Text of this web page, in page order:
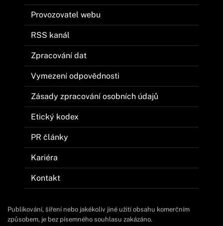
Provozovatel webu
RSS kanál
Zpracování dat
Vymezení odpovědnosti
Zásady zpracování osobních údajů
Etický kodex
PR články
Kariéra
Kontakt
Publikování, šíření nebo jakékoliv jiné užití obsahu komerčním
způsobem, je bez písemného souhlasu zakázáno.